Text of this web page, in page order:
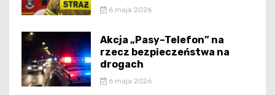
6 maja 2026
Akcja „Pasy–Telefon” na
rzecz bezpieczeństwa na
drogach
6 maja 2026